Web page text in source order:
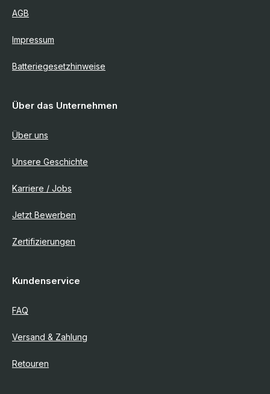
AGB
Impressum
Batteriegesetzhinweise
Über das Unternehmen
Über uns
Unsere Geschichte
Karriere / Jobs
Jetzt Bewerben
Zertifizierungen
Kundenservice
FAQ
Versand & Zahlung
Retouren